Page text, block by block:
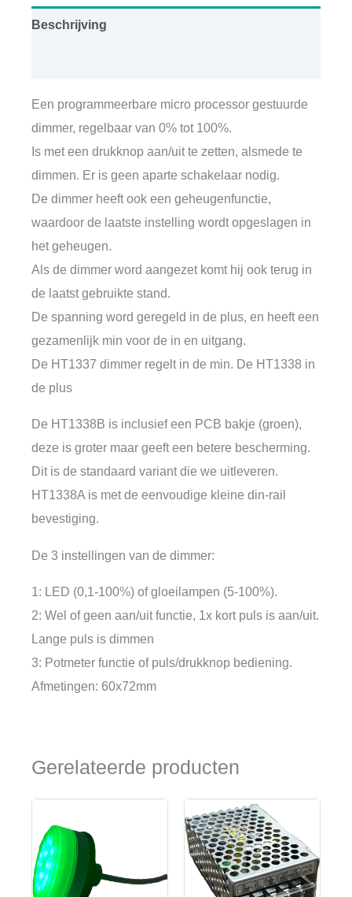
of
Beschrijving
Een programmeerbare micro processor gestuurde
dimmer, regelbaar van 0% tot 100%.
Is met een drukknop aan/uit te zetten, alsmede te
dimmen. Er is geen aparte schakelaar nodig.
De dimmer heeft ook een geheugenfunctie,
waardoor de laatste instelling wordt opgeslagen in
het geheugen.
Als de dimmer word aangezet komt hij ook terug in
de laatst gebruikte stand.
De spanning word geregeld in de plus, en heeft een
gezamenlijk min voor de in en uitgang.
De HT1337 dimmer regelt in de min. De HT1338 in
de plus
De HT1338B is inclusief een PCB bakje (groen),
deze is groter maar geeft een betere bescherming.
Dit is de standaard variant die we uitleveren.
HT1338A is met de eenvoudige kleine din-rail
bevestiging.
De 3 instellingen van de dimmer:
1: LED (0,1-100%) of gloeilampen (5-100%).
2: Wel of geen aan/uit functie, 1x kort puls is aan/uit.
Lange puls is dimmen
3: Potmeter functie of puls/drukknop bediening.
Afmetingen: 60x72mm
Gerelateerde producten